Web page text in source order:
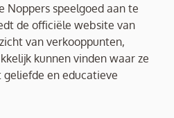
Noppers speelgoed aan te
de officiële website van
van verkooppunten,
kunnen vinden waar ze
en educatieve